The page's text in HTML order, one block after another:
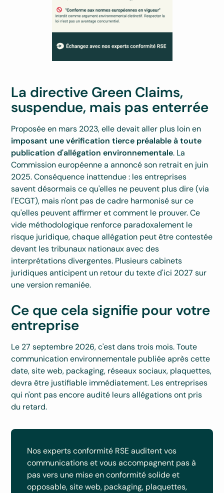
La directive Green Claims,
suspendue, mais pas enterrée
Proposée en mars 2023, elle devait aller plus loin en
imposant une vérification tierce préalable à toute
publication d'allégation environnementale. La
Commission européenne a annoncé son retrait en juin
2025. Conséquence inattendue : les entreprises
savent désormais ce qu'elles ne peuvent plus dire (via
l'ECGT), mais n'ont pas de cadre harmonisé sur ce
qu'elles peuvent affirmer et comment le prouver. Ce
vide méthodologique renforce paradoxalement le
risque juridique, chaque allégation peut être contestée
devant les tribunaux nationaux avec des
interprétations divergentes. Plusieurs cabinets
juridiques anticipent un retour du texte d'ici 2027 sur
une version remaniée.
Ce que cela signifie pour votre
entreprise
Le 27 septembre 2026, c'est dans trois mois. Toute
communication environnementale publiée après cette
date, site web, packaging, réseaux sociaux, plaquettes,
devra être justifiable immédiatement. Les entreprises
qui n'ont pas encore audité leurs allégations ont pris
du retard.
Nos experts conformité RSE auditent vos
communications et vous accompagnent pas à
pas vers une mise en conformité solide et
opposable, site web, packaging, plaquettes,